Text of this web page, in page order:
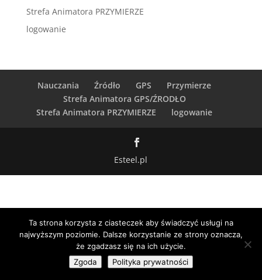
Strefa Animatora PRZYMIERZE
logowanie
Nauczania Źródło GPS
Przymierze
Strefa Animatora GPS/ŹRODŁO
Strefa Animatora PRZYMIERZE
logowanie
Esteel.pl
Ta strona korzysta z ciasteczek aby świadczyć usługi na
najwyższym poziomie. Dalsze korzystanie ze strony oznacza,
że zgadzasz się na ich użycie.
Zgoda
Polityka prywatności